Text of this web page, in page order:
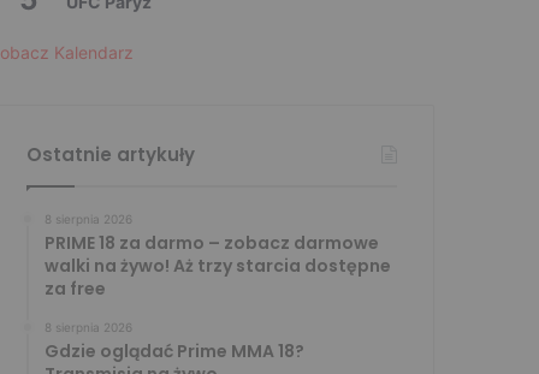
Kalendarz
Ostatnie artykuły
8 sierpnia 2026
PRIME 18 za darmo – zobacz darmowe
walki na żywo! Aż trzy starcia dostępne
za free
8 sierpnia 2026
Gdzie oglądać Prime MMA 18?